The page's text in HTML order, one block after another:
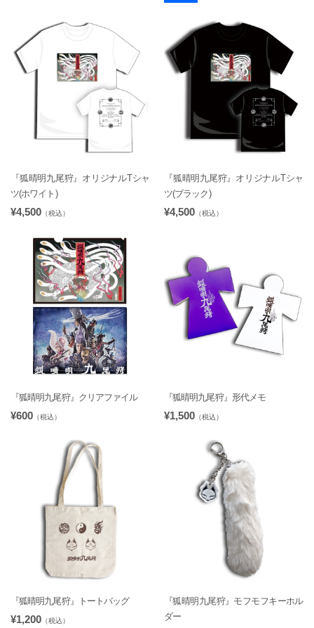
『狐晴明九尾狩』オリジナルTシャ
ツ(ホワイト)
¥4,500 （税込）
『狐晴明九尾狩』オリジナルTシャ
ツ(ブラック)
¥4,500 （税込）
『狐晴明九尾狩』クリアファイル
¥600 （税込）
『狐晴明九尾狩』形代メモ
¥1,500 （税込）
『狐晴明九尾狩』トートバッグ
¥1,200 （税込）
『狐晴明九尾狩』モフモフキーホル
ダー